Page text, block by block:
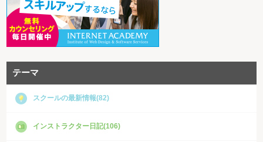
テーマ
スクールの最新情報(82)
インストラクター日記(106)